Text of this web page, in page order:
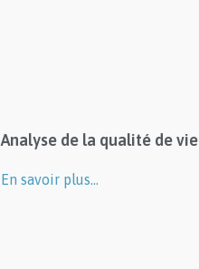
Analyse de la qualité de vie
En savoir plus…